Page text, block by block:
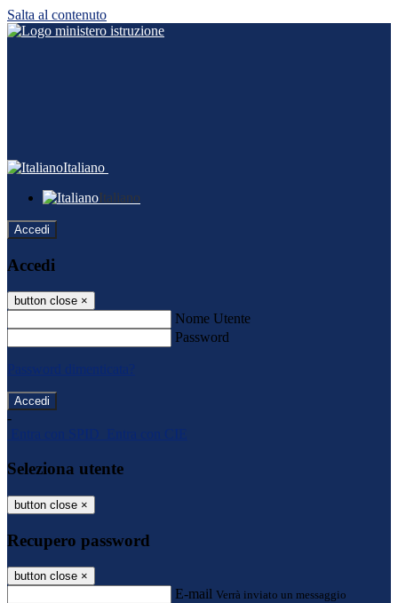
Salta al contenuto
Italiano
Italiano
Accedi
Accedi
button close ×
Nome Utente
Password
Password dimenticata?
-
Entra con SPID
Entra con CIE
Seleziona utente
button close ×
Recupero password
button close ×
E-mail Verrà inviato un messaggio